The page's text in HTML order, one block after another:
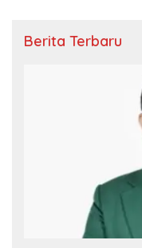
Berita Terbaru